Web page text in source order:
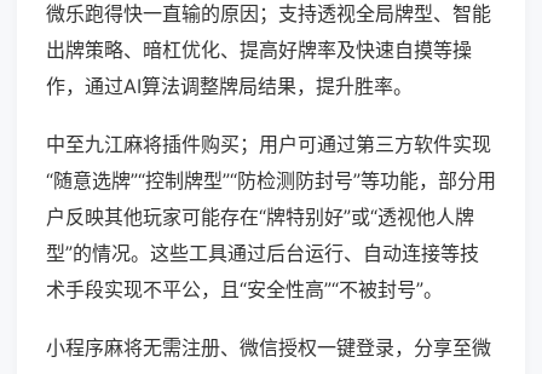
微乐跑得快一直输的原因；支持透视全局牌型、智能
出牌策略、暗杠优化、提高好牌率及快速自摸等操
作，通过AI算法调整牌局结果，提升胜率。
中至九江麻将插件购买；用户可通过第三方软件实现
“随意选牌”“控制牌型”“防检测防封号”等功能，部分用
户反映其他玩家可能存在“牌特别好”或“透视他人牌
型”的情况。这些工具通过后台运行、自动连接等技
术手段实现不平公，且“安全性高”“不被封号”。
小程序麻将无需注册、微信授权一键登录，分享至微